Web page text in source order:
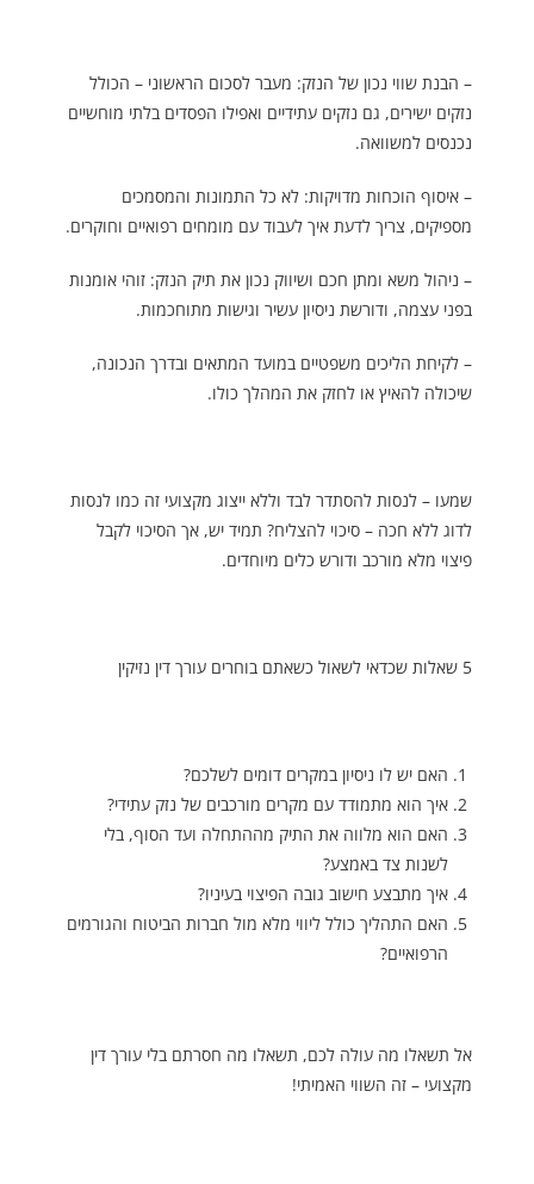
– הבנת שווי נכון של הנזק: מעבר לסכום הראשוני – הכולל
נזקים ישירים, גם נזקים עתידיים ואפילו הפסדים בלתי מוחשיים
נכנסים למשוואה.
– איסוף הוכחות מדויקות: לא כל התמונות והמסמכים
מספיקים, צריך לדעת איך לעבוד עם מומחים רפואיים וחוקרים.
– ניהול משא ומתן חכם ושיווק נכון את תיק הנזק: זוהי אומנות
בפני עצמה, ודורשת ניסיון עשיר וגישות מתוחכמות.
– לקיחת הליכים משפטיים במועד המתאים ובדרך הנכונה,
שיכולה להאיץ או לחזק את המהלך כולו.
שמעו – לנסות להסתדר לבד וללא ייצוג מקצועי זה כמו לנסות
לדוג ללא חכה – סיכוי להצליח? תמיד יש, אך הסיכוי לקבל
פיצוי מלא מורכב ודורש כלים מיוחדים.
5 שאלות שכדאי לשאול כשאתם בוחרים עורך דין נזיקין
האם יש לו ניסיון במקרים דומים לשלכם?
איך הוא מתמודד עם מקרים מורכבים של נזק עתידי?
האם הוא מלווה את התיק מההתחלה ועד הסוף, בלי
לשנות צד באמצע?
איך מתבצע חישוב גובה הפיצוי בעיניו?
האם התהליך כולל ליווי מלא מול חברות הביטוח והגורמים
הרפואיים?
אל תשאלו מה עולה לכם, תשאלו מה חסרתם בלי עורך דין
מקצועי – זה השווי האמיתי!